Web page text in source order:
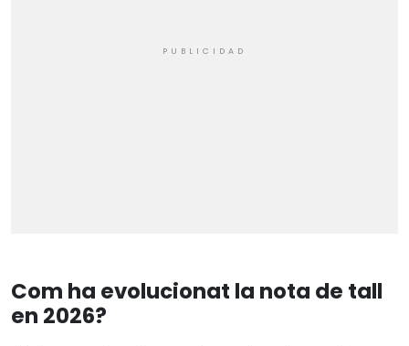
Com ha evolucionat la nota de tall
en 2026?